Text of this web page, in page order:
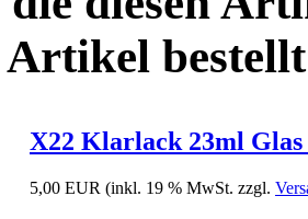
Artikel
X22 Klarlack 23ml Glas
5,00 EUR (inkl. 19 % MwSt. zzgl.